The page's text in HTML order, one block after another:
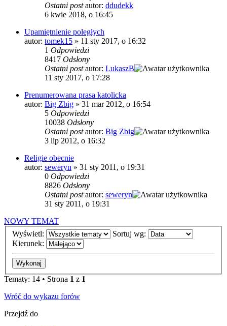
Ostatni postautor: ddudekk
6 kwie 2018, o 16:45
Upamiętnienie poległych
autor: tomek15 » 11 sty 2017, o 16:32
1 Odpowiedzi
8417 Odsłony
Ostatni postautor: LukaszB
11 sty 2017, o 17:28
Prenumerowana prasa katolicka
autor: Big Zbig » 31 mar 2012, o 16:54
5 Odpowiedzi
10038 Odsłony
Ostatni postautor: Big Zbig
3 lip 2012, o 16:32
Religie obecnie
autor: seweryn » 31 sty 2011, o 19:31
0 Odpowiedzi
8826 Odsłony
Ostatni postautor: seweryn
31 sty 2011, o 19:31
NOWY TEMAT
Wyświetl:
Sortuj wg:
Kierunek:
Tematy: 14 • Strona 1 z 1
Wróć do wykazu forów
Przejdź do